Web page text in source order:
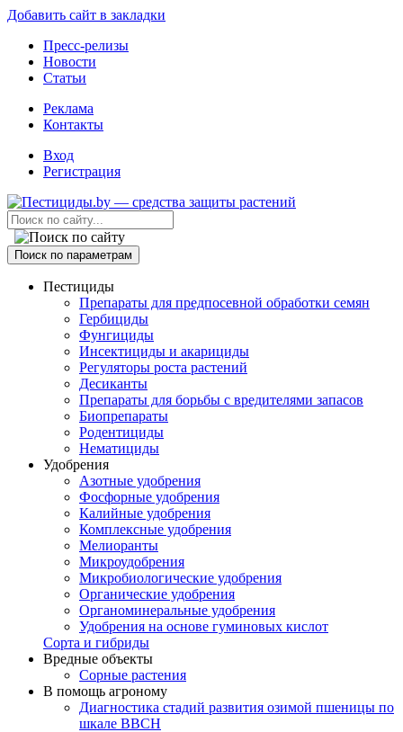
Добавить сайт в закладки
Пресс-релизы
Новости
Статьи
Реклама
Контакты
Вход
Регистрация
Поиск по параметрам
Пестициды
Препараты для предпосевной обработки семян
Гербициды
Фунгициды
Инсектициды и акарициды
Регуляторы роста растений
Десиканты
Препараты для борьбы с вредителями запасов
Биопрепараты
Родентициды
Нематициды
Удобрения
Азотные удобрения
Фосфорные удобрения
Калийные удобрения
Комплексные удобрения
Мелиоранты
Микроудобрения
Микробиологические удобрения
Органические удобрения
Органоминеральные удобрения
Удобрения на основе гуминовых кислот
Сорта и гибриды
Вредные объекты
Сорные растения
В помощь агроному
Диагностика стадий развития озимой пшеницы по
шкале ВВСН